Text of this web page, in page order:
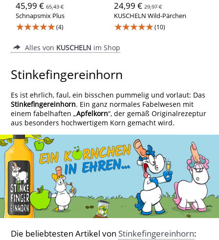
45,99 €65,43 €
Schnapsmix Plus
★★★★★(4)
24,99 € 29,97 €
KUSCHELN Wild-Pärchen
★★★★★(10)
Alles von KUSCHELN im Shop
Stinkefingereinhorn
Es ist ehrlich, faul, ein bisschen pummelig und vorlaut: Das
Stinkefingereinhorn. Ein ganz normales Fabelwesen mit
einem fabelhaften „Apfelkorn“, der gemäß Originalrezeptur
aus besonders hochwertigem Korn gemacht wird.
Die beliebtesten Artikel von Stinkefingereinhorn: